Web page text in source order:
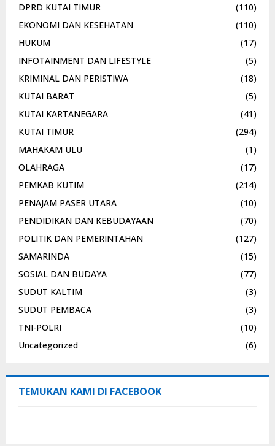
DPRD KUTAI TIMUR
(110)
EKONOMI DAN KESEHATAN
(110)
HUKUM
(17)
INFOTAINMENT DAN LIFESTYLE
(5)
KRIMINAL DAN PERISTIWA
(18)
KUTAI BARAT
(5)
KUTAI KARTANEGARA
(41)
KUTAI TIMUR
(294)
MAHAKAM ULU
(1)
OLAHRAGA
(17)
PEMKAB KUTIM
(214)
PENAJAM PASER UTARA
(10)
PENDIDIKAN DAN KEBUDAYAAN
(70)
POLITIK DAN PEMERINTAHAN
(127)
SAMARINDA
(15)
SOSIAL DAN BUDAYA
(77)
SUDUT KALTIM
(3)
SUDUT PEMBACA
(3)
TNI-POLRI
(10)
Uncategorized
(6)
TEMUKAN KAMI DI FACEBOOK